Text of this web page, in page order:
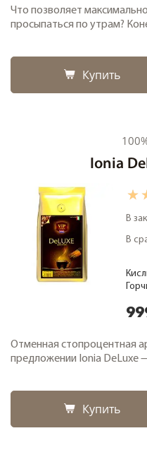
Что позволяет
просыпаться по утрам?
Купить
Ionia
В
В
Отменная стопроцентная
предложении Ionia DeLuxe
Купить